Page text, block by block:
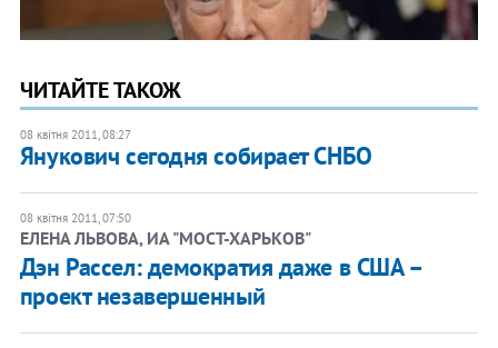
ЧИТАЙТЕ ТАКОЖ
08 квітня 2011, 08:27
Янукович сегодня собирает СНБО
08 квітня 2011, 07:50
ЕЛЕНА ЛЬВОВА, ИА "МОСТ-ХАРЬКОВ"
Дэн Рассел: демократия даже в США –
проект незавершенный